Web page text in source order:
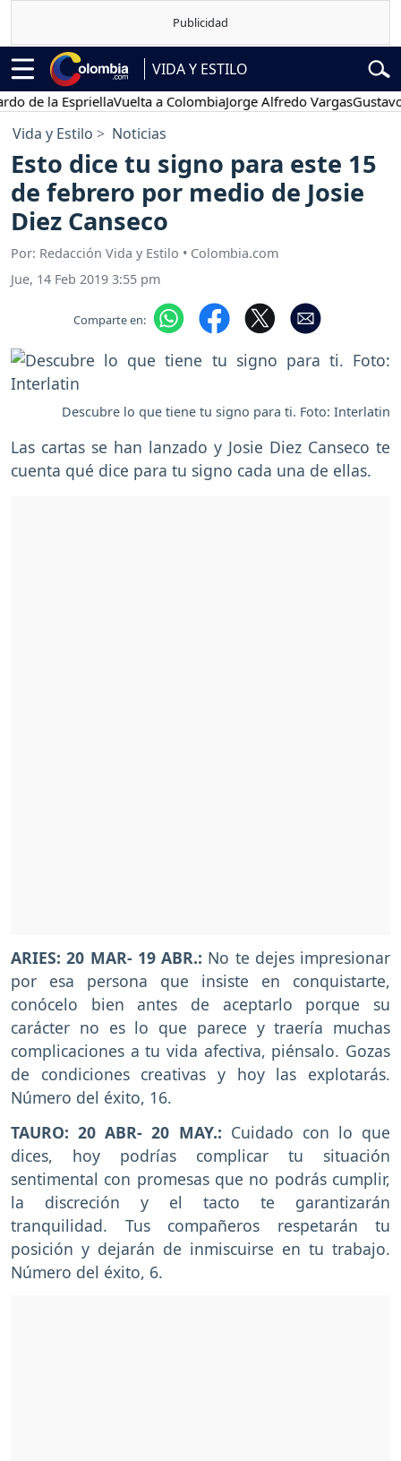
VIDA Y ESTILO
la EspriellaVuelta a ColombiaJorge Alfredo VargasGustavo
Vida y Estilo Noticias
Esto dice tu signo para este 15
de febrero por medio de Josie
Diez Canseco
Por: Redacción Vida y Estilo • Colombia.com
Jue, 14 Feb 2019 3:55 pm
Comparte en:
Descubre lo que tiene tu signo para ti. Foto: Interlatin
Las cartas se han lanzado y Josie Diez Canseco te
cuenta qué dice para tu signo cada una de ellas.
ARIES: 20 MAR- 19 ABR.: No te dejes impresionar
por esa persona que insiste en conquistarte,
conócelo bien antes de aceptarlo porque su
carácter no es lo que parece y traería muchas
complicaciones a tu vida afectiva, piénsalo. Gozas
de condiciones creativas y hoy las explotarás.
Número del éxito, 16.
TAURO: 20 ABR- 20 MAY.: Cuidado con lo que
dices, hoy podrías complicar tu situación
sentimental con promesas que no podrás cumplir,
la discreción y el tacto te garantizarán
tranquilidad. Tus compañeros respetarán tu
posición y dejarán de inmiscuirse en tu trabajo.
Número del éxito, 6.